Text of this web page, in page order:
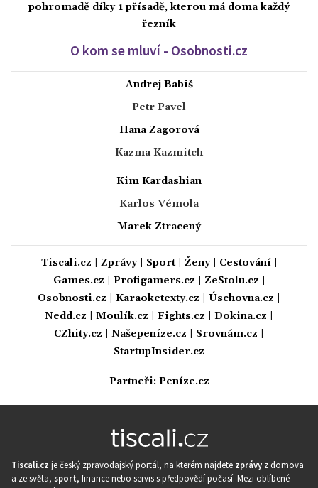
pohromadě díky 1 přísadě, kterou má doma každý
řezník
O kom se mluví - Osobnosti.cz
Andrej Babiš
Petr Pavel
Hana Zagorová
Kazma Kazmitch
Kim Kardashian
Karlos Vémola
Marek Ztracený
Tiscali.cz Zprávy| Sport| Ženy| Cestování|
Games.cz
Profigamers.cz ZeStolu.cz
Osobnosti.cz
Karaoketexty.cz Úschovna.cz
Nedd.cz
Moulík.cz Fights.cz Dokina.cz
CZhity.cz
Našepeníze.cz Srovnám.cz
StartupInsider.cz
Partneři: Peníze.cz
Tiscali.cz je český zpravodajský portál, na kterém najdete zprávy z domova
a ze světa, sport, finance nebo servis s předpovědí počasí. Mezi oblíbené